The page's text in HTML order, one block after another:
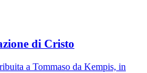
di Cristo
a Tommaso da Kempis, in